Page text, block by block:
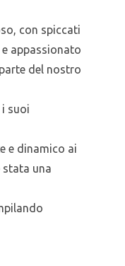
con spiccati
appassionato
del nostro
i suoi
e dinamico ai
una